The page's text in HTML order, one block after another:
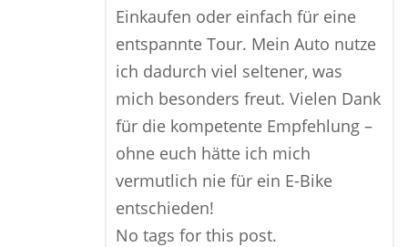
Einkaufen oder einfach für eine
entspannte Tour. Mein Auto nutze
ich dadurch viel seltener, was
mich besonders freut. Vielen Dank
für die kompetente Empfehlung –
ohne euch hätte ich mich
vermutlich nie für ein E-Bike
entschieden!
No tags for this post.